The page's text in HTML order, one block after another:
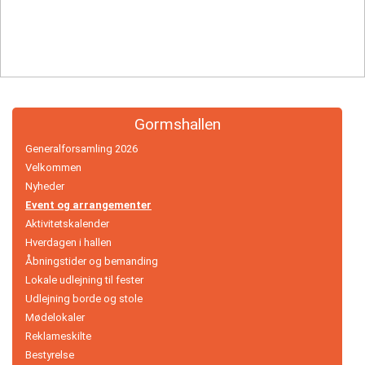
i
dagtimerne
Løb
Motionscykling
Orienteringsløb
og
ski
Padel
tennis
Gormshallen
Generalforsamling 2026
Velkommen
Nyheder
Event og arrangementer
Aktivitetskalender
Hverdagen i hallen
Åbningstider og bemanding
Lokale udlejning til fester
Udlejning borde og stole
Mødelokaler
Reklameskilte
Bestyrelse